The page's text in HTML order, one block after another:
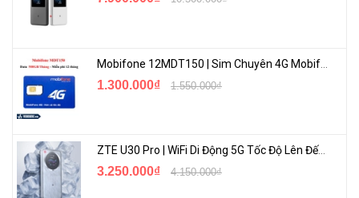
1.300.000₫ 1.550.000₫
ZTE U30 Pro | WiFi Di Động 5G Tốc Độ Lên Đến 500Mbps, Màn Hình Cảm Ứng
3.250.000₫ 4.150.000₫